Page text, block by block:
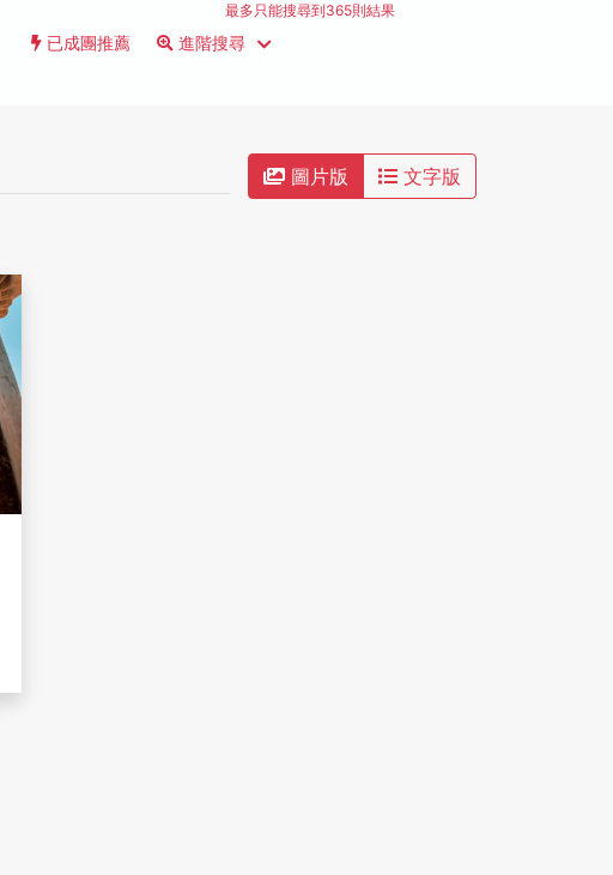
已成團推薦
最多只能搜尋到365則結果
進階搜尋
圖片版 文字版